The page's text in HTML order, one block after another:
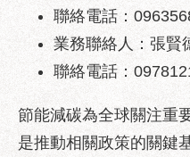
府
開
優
良
聯絡電話：
業務聯絡人：張賢
聯絡電話：
節能減碳為全球關注重
是推動相關政策的關鍵